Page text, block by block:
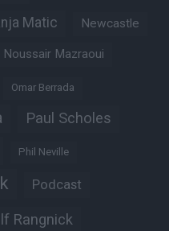
Matic Newcastle
Noussair Mazraoui
Omar Berrada
Paul Scholes
Phil Neville
Podcast
Rangnick